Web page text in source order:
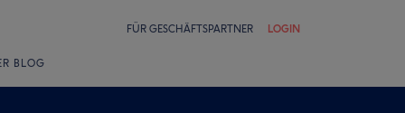
FÜR GESCHÄFTSPARTNER LOGIN
BLOG